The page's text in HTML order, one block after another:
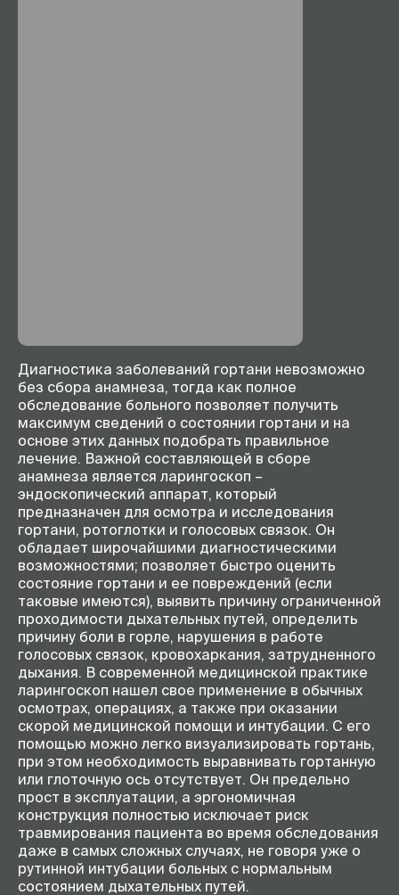
Диагностика заболеваний гортани невозможно
без сбора анамнеза, тогда как полное
обследование больного позволяет получить
максимум сведений о состоянии гортани и на
основе этих данных подобрать правильное
лечение. Важной составляющей в сборе
анамнеза является ларингоскоп –
эндоскопический аппарат, который
предназначен для осмотра и исследования
гортани, ротоглотки и голосовых связок. Он
обладает широчайшими диагностическими
возможностями; позволяет быстро оценить
состояние гортани и ее повреждений (если
таковые имеются), выявить причину ограниченной
проходимости дыхательных путей, определить
причину боли в горле, нарушения в работе
голосовых связок, кровохаркания, затрудненного
дыхания. В современной медицинской практике
ларингоскоп нашел свое применение в обычных
осмотрах, операциях, а также при оказании
скорой медицинской помощи и интубации. С его
помощью можно легко визуализировать гортань,
при этом необходимость выравнивать гортанную
или глоточную ось отсутствует. Он предельно
прост в эксплуатации, а эргономичная
конструкция полностью исключает риск
травмирования пациента во время обследования
даже в самых сложных случаях, не говоря уже о
рутинной интубации больных с нормальным
состоянием дыхательных путей.